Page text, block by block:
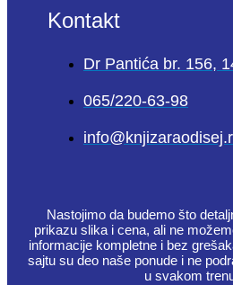
Kontakt
Dr Pantića br. 156,
065/220-63-98
Nastojimo da budemo što
prikazu slika i cena, ali ne
informacije kompletne i bez
sajtu su deo naše ponude i ne
u svakom